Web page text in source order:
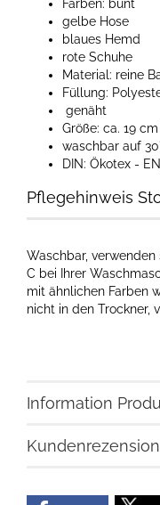
Farben: bunt
gelbe Hose
blaues Hemd
rote Schuhe
Material: reine
Füllung:
genäht
Größe: ca. 19
waschbar auf
DIN: Ökotex -
Pflegehinweis
Waschbar, verwenden
C bei Ihrer
mit ähnlichen Farben
nicht in den Trockner,
Information